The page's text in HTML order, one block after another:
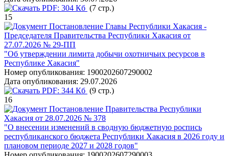
PDF: 304 Кб (7 стр.)
15
Постановление Главы Республики Хакасия -
Председателя Правительства Республики Хакасия от
27.07.2026 № 29-ПП
"Об утверждении лимита добычи охотничьих ресурсов в
Республике Хакасия"
Номер опубликования: 1900202607290002
Дата опубликования: 29.07.2026
PDF: 344 Кб (9 стр.)
16
Постановление Правительства Республики
Хакасия от 28.07.2026 № 378
"О внесении изменений в сводную бюджетную роспись
республиканского бюджета Республики Хакасия в 2026 году и
плановом периоде 2027 и 2028 годов"